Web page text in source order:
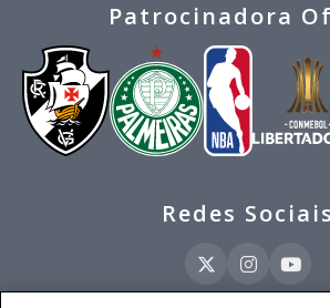
Patrocinadora
Redes Sociais